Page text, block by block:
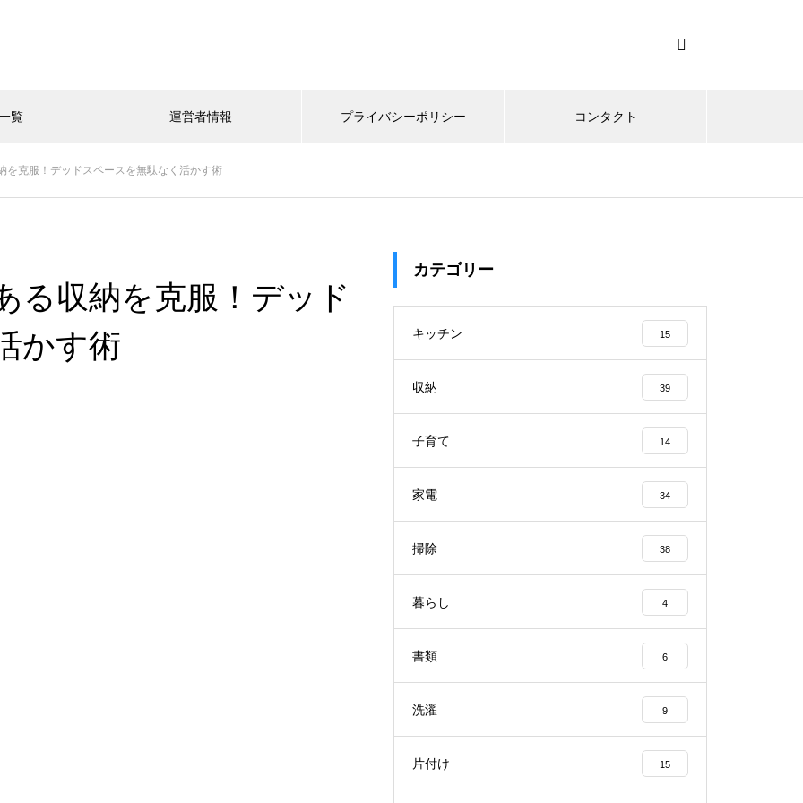
覧 運営者情報 プライバシーポリシー コンタクト
を克服！デッドスペースを無駄なく活かす術
る収納を克服！デッド
かす術
カテゴリー
キッチン 15
収納 39
子育て 14
家電 34
掃除 38
暮らし 4
書類 6
洗濯 9
片付け 15